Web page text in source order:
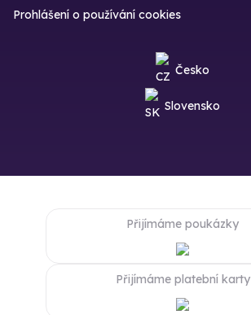
Prohlášení o používání cookies
Česko
Slovensko
Přijímáme poukázky
Přijímáme platební karty